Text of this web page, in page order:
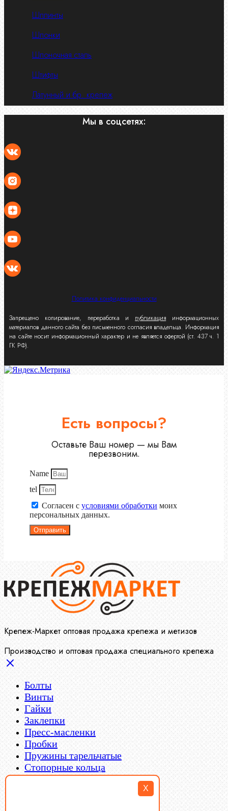
X
Шплинты
Шпонки
Шпоночная сталь
Штифты
Латунный и бр. крепеж
Мы в соцсетях:
Политика конфиденциальности
Запрещено копирование, переработка и публикация информационных
материалов данного сайта без письменного согласия владельца. Информация
на сайте носит информационный характер и не является офертой (ст. 437 ч. 1
ГК РФ).
Есть вопросы?
Оставьте Ваш номер — мы Вам
перезвоним.
Name
tel
Согласен с условиями обработки моих
персональных данных.
Отправить
Крепеж-Маркет оптовая продажа крепежа и метизов
Производство и оптовая продажа специального крепежа
Болты
Винты
Гайки
Заклепки
Пресс-масленки
Пробки
Пружины тарельчатые
Стопорные кольца
Такелаж